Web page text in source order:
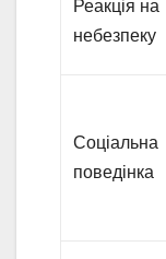
Реакція на
небезпеку
Соціальна
поведінка